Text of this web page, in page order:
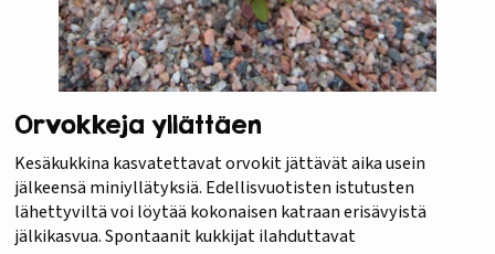
Orvokkeja yllättäen
Kesäkukkina kasvatettavat orvokit jättävät aika usein
jälkeensä miniyllätyksiä. Edellisvuotisten istutusten
lähettyviltä voi löytää kokonaisen katraan erisävyistä
jälkikasvua. Spontaanit kukkijat ilahduttavat